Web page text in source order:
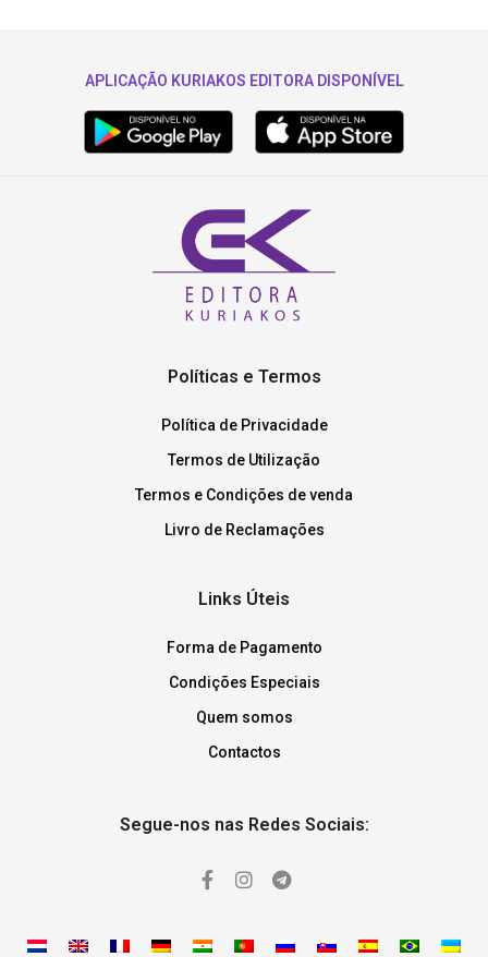
APLICAÇÃO KURIAKOS EDITORA DISPONÍVEL
Políticas e Termos
Política de Privacidade
Termos de Utilização
Termos e Condições de venda
Livro de Reclamações
Links Úteis
Forma de Pagamento
Condições Especiais
Quem somos
Contactos
Segue-nos nas Redes Sociais: